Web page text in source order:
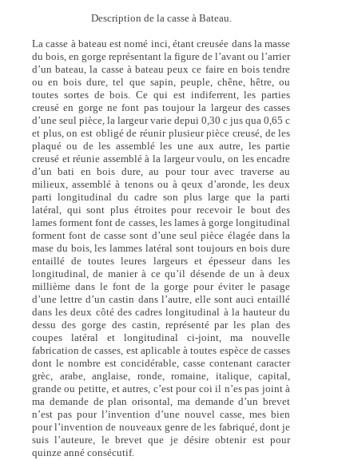
Description de la casse à Bateau.
La casse à bateau est nomé inci, étant creusée dans la masse
du bois, en gorge représentant la figure de l’avant ou l’arrier
d’un bateau, la casse à bateau peux ce faire en bois tendre
ou en bois dure, tel que sapin, peuple, chêne, hêtre, ou
toutes sortes de bois. Ce qui est indiferrent, les parties
creusé en gorge ne font pas toujour la largeur des casses
d’une seul pièce, la largeur varie depui 0,30 c jus qua 0,65 c
et plus, on est obligé de réunir plusieur pièce creusé, de les
plaqué ou de les assemblé les une aux autre, les partie
creusé et réunie assemblé à la largeur voulu, on les encadre
d’un bati en bois dure, au pour tour avec traverse au
milieux, assemblé à tenons ou à qeux d’aronde, les deux
parti longitudinal du cadre son plus large que la parti
latéral, qui sont plus étroites pour recevoir le bout des
lames forment font de casses, les lames à gorge longitudinal
forment font de casse sont d’une seul pièce élagée dans la
mase du bois, les lammes latéral sont toujours en bois dure
entaillé de toutes leures largeurs et épesseur dans les
longitudinal, de manier à ce qu’il désende de un à deux
millième dans le font de la gorge pour éviter le pasage
d’une lettre d’un castin dans l’autre, elle sont auci entaillé
dans les deux côté des cadres longitudinal à la hauteur du
dessu des gorge des castin, représenté par les plan des
coupes latéral et longitudinal ci-joint, ma nouvelle
fabrication de casses, est aplicable à toutes espèce de casses
dont le nombre est concidérable, casse contenant caracter
grèc, arabe, anglaise, ronde, romaine, italique, capital,
grande ou petitte, et autres, c’est pour coi il n’es pas joint à
ma demande de plan orisontal, ma demande d’un brevet
n’est pas pour l’invention d’une nouvel casse, mes bien
pour l’invention de nouveaux genre de les fabriqué, dont je
suis l’auteure, le brevet que je désire obtenir est pour
quinze anné consécutif.